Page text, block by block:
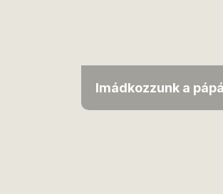
Imádkozzunk a